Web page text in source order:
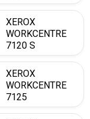
XEROX
WORKCENTRE
7120 S
XEROX
WORKCENTRE
7125